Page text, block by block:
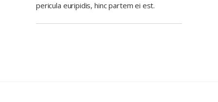
pericula euripidis, hinc partem ei est.